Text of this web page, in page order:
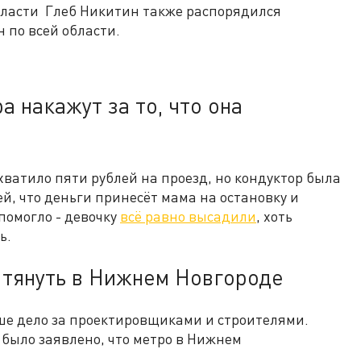
Глеб Никитин также распорядился
по всей области.
накажут за то, что она
пяти рублей на проезд, но кондуктор была
что деньги принесёт мама на остановку и
- девочку всё равно высадили, хоть
в Нижнем Новгороде
дело за проектировщиками и строителями.
заявлено, что метро в Нижнем